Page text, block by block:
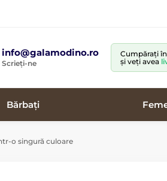
info@galamodino.ro
Scrieți-ne
Cumpărați
și veți avea
Bărbați
o singură culoare